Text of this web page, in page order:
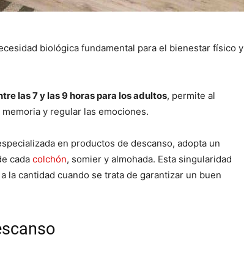
biológica fundamental para el bienestar físico y
las 7 y las 9 horas para los adultos, permite al
y regular las emociones.
en productos de descanso, adopta un
cada colchón, somier y almohada. Esta singularidad
la cantidad cuando se trata de garantizar un buen